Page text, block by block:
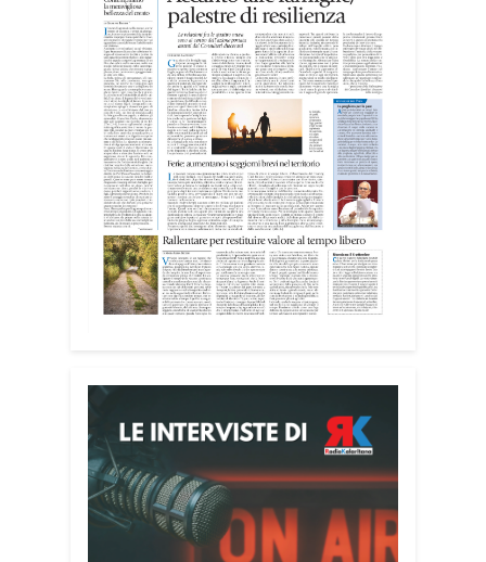
Attenzione alle telefonate
Una pubblicazione di servizio dedicata
alla prevenzione delle truffe ai danni
degli anziani e delle persone più fragili.
Vademecum contro le truffe,